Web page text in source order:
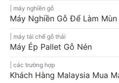
máy nghiền gỗ
Máy Nghiền Gỗ Để Làm Mùn
máy tái chế gỗ thải
Máy Ép Pallet Gỗ Nén
các trường hợp
Khách Hàng Malaysia Mua